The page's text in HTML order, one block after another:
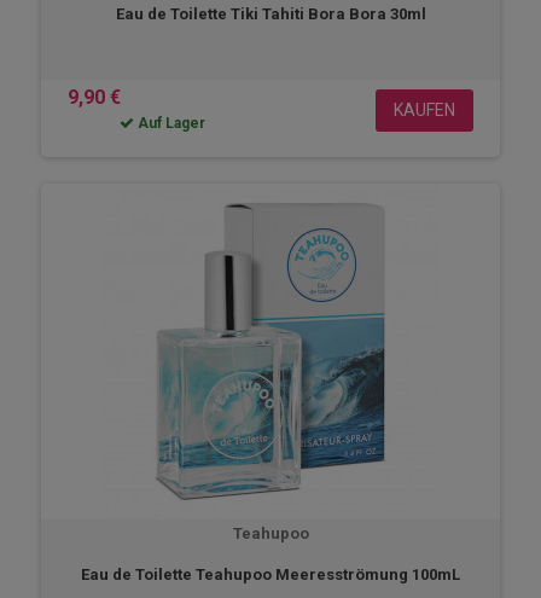
Eau de Toilette Tiki Tahiti Bora Bora 30ml
9,90 €
Auf Lager
KAUFEN
Teahupoo
Eau de Toilette Teahupoo Meeresströmung 100mL